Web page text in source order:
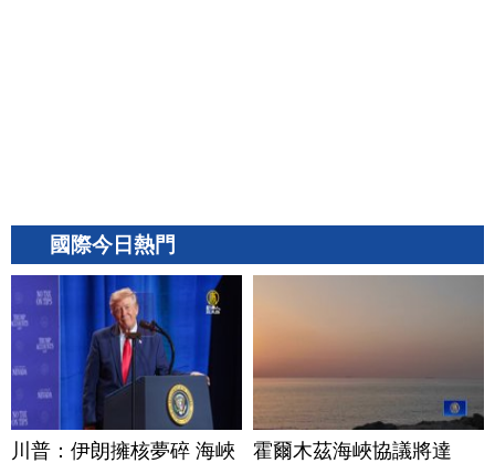
國際今日熱門
川普：伊朗擁核夢碎 海峽
霍爾木茲海峽協議將達